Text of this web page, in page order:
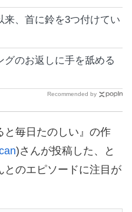
、首に鈴を3つ付けてい
のお返しに手を舐める
Recommended by
と毎日たのしい』の作
)さんが投稿した、と
とのエピソードに注目が